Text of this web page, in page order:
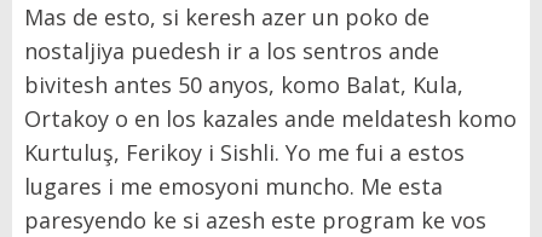
Mas de esto, si keresh azer un poko de
nostaljiya puedesh ir a los sentros ande
bivitesh antes 50 anyos, komo Balat, Kula,
Ortakoy o en los kazales ande meldatesh komo
Kurtuluş, Ferikoy i Sishli. Yo me fui a estos
lugares i me emosyoni muncho. Me esta
paresyendo ke si azesh este program ke vos